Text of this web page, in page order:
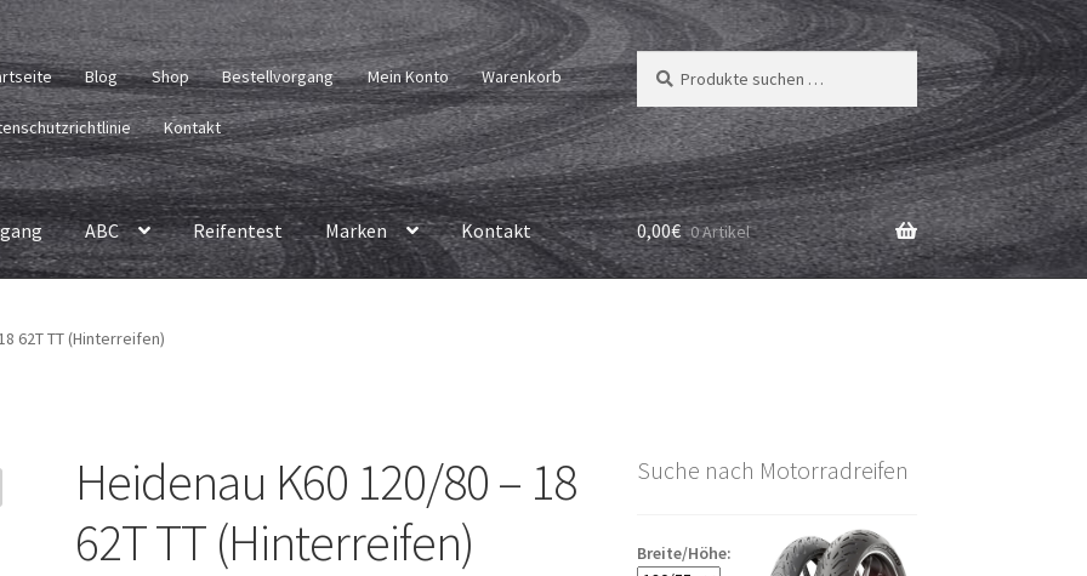
Blog Shop Bestellvorgang Mein Konto Warenkorb
Kontakt
Suchen
nach:
Suchen
ABC Reifentest Marken Kontakt 0,00€ 0 Artikel
62T TT (Hinterreifen)
Heidenau K60 120/80 – 18
62T TT (Hinterreifen)
Suche nach Motorradreifen
Breite/Höhe: